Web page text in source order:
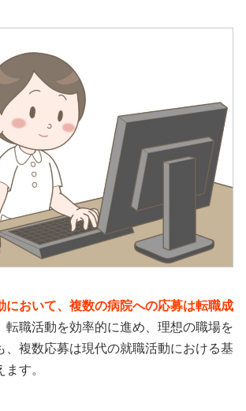
において、複数の病院への応募は転職成
転職活動を効率的に進め、理想の職場を
、複数応募は現代の就職活動における基
す。